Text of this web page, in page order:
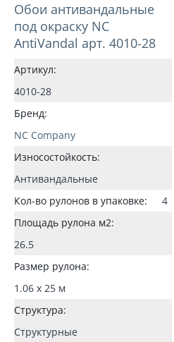
Обои антивандальные
под окраску NC
AntiVandal арт. 4010-28
Артикул:
4010-28
Бренд:
NC Company
Износостойкость:
Антивандальные
Кол-во рулонов в упаковке:
4
Площадь рулона м2:
26.5
Размер рулона:
1.06 x 25 м
Структура:
Структурные